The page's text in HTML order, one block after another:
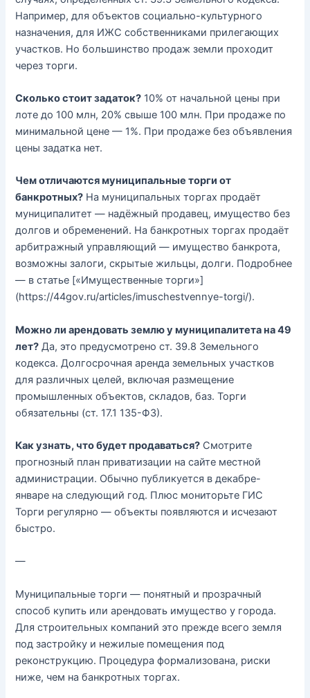
Например, для объектов социально-культурного
назначения, для ИЖС собственниками прилегающих
участков. Но большинство продаж земли проходит
через торги.
Сколько стоит задаток? 10% от начальной цены при
лоте до 100 млн, 20% свыше 100 млн. При продаже по
минимальной цене — 1%. При продаже без объявления
цены задатка нет.
Чем отличаются муниципальные торги от
банкротных? На муниципальных торгах продаёт
муниципалитет — надёжный продавец, имущество без
долгов и обременений. На банкротных торгах продаёт
арбитражный управляющий — имущество банкрота,
возможны залоги, скрытые жильцы, долги. Подробнее
— в статье [«Имущественные торги»]
(https://44gov.ru/articles/imuschestvennye-torgi/).
Можно ли арендовать землю у муниципалитета на 49
лет? Да, это предусмотрено ст. 39.8 Земельного
кодекса. Долгосрочная аренда земельных участков
для различных целей, включая размещение
промышленных объектов, складов, баз. Торги
обязательны (ст. 17.1 135-ФЗ).
Как узнать, что будет продаваться? Смотрите
прогнозный план приватизации на сайте местной
администрации. Обычно публикуется в декабре-
январе на следующий год. Плюс мониторьте ГИС
Торги регулярно — объекты появляются и исчезают
быстро.
—
Муниципальные торги — понятный и прозрачный
способ купить или арендовать имущество у города.
Для строительных компаний это прежде всего земля
под застройку и нежилые помещения под
реконструкцию. Процедура формализована, риски
ниже, чем на банкротных торгах.